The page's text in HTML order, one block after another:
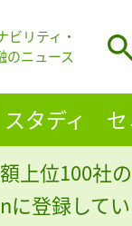
ビリティ・
のニュース
スタディ
上位100社
登録して